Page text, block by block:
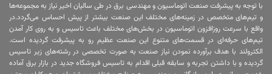
با توجه به پیشرفت صنعت اتوماسیون و مهندسی برق در طی سالیان اخیر نیاز به مجموعه‌ها
و تیم‌های متخصص در زمینه‌های مختلف این صنعت بیشتر از پیش احساس می‌گردد.در
واقع با سرعت روزافزون اتوماسیون در بخش‌های مختلف باعث تاسیس و به روی کار آمدن
تیم‌های حرفه‌ای در قسمت‌های متنوع این صنعت عظیم رو به پیشرفت گردیده است.
الکترولند با هدف برآورده نمودن نیاز صنعت به صورت تخصصی در رشته‌های زیر تاسیس
گردیده و با داشتن تجربه و سابقه قبلی اقدام به تاسیس فروشگاه جدید در بازار برق آماده